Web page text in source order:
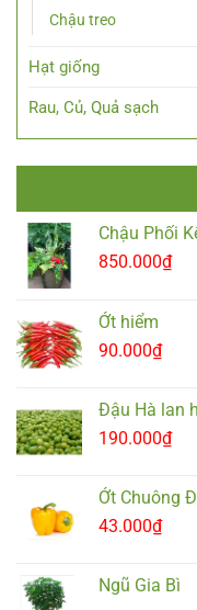
Chậu treo
Hạt giống
Rau, Củ, Quả sạch
Chậu Phối
850.000₫
Ớt hiểm
90.000₫
Đậu Hà lan
190.000₫
Ớt Chuông
43.000₫
Ngũ Gia Bì